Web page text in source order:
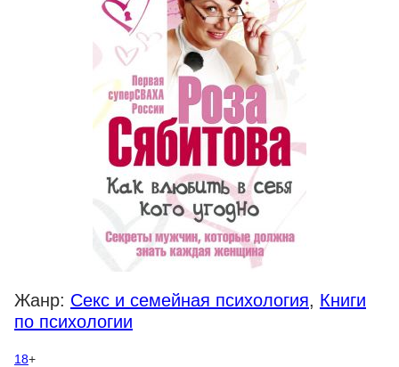
Жанр: Секс и семейная психология, Книги
по психологии
18+